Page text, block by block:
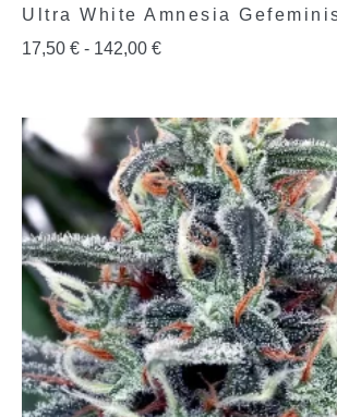
Ultra White Amnesia
17,50 € - 142,00 €